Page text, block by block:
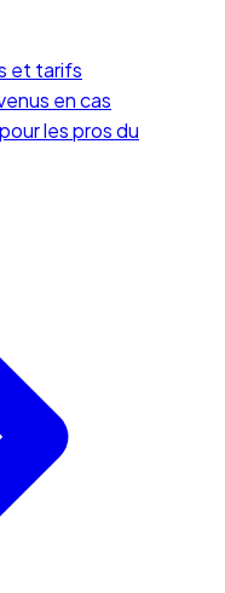
et tarifs
en cas
les pros du